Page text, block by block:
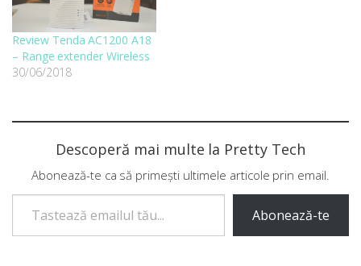
Review Tenda AC1200 A18
– Range extender Wireless
30/06/2018
Descoperă mai multe la Pretty Tech
Abonează-te ca să primești ultimele articole prin email.
Tastează emailul tău...
Abonează-te